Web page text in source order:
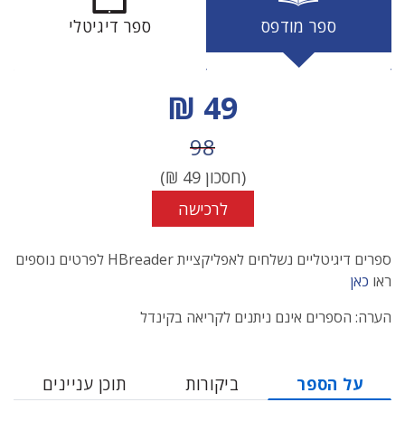
ספר מודפס ספר דיגיטלי
מחיר הנחה
49 ₪
מחיר לפני הנחה
98
(חסכון49
₪)
לרכישה
ספרים דיגיטליים נשלחים לאפליקציית HBreader לפרטים נוספים
ראו כאן
הערה: הספרים אינם ניתנים לקריאה בקינדל
על הספר ביקורות תוכן עניינים